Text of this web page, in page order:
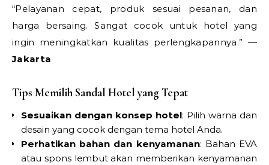
“Pelayanan cepat, produk sesuai pesanan, dan
harga bersaing. Sangat cocok untuk hotel yang
ingin meningkatkan kualitas perlengkapannya.” —
Jakarta
Tips Memilih Sandal Hotel yang Tepat
Sesuaikan dengan konsep hotel: Pilih warna dan
desain yang cocok dengan tema hotel Anda.
Perhatikan bahan dan kenyamanan: Bahan EVA
atau spons lembut akan memberikan kenyamanan